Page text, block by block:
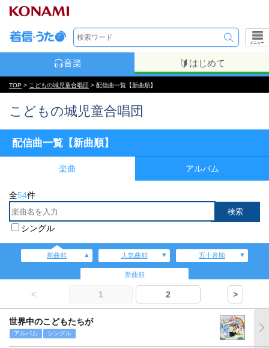
メニュー
音楽 はじめて
TOP > こどもの城児童合唱団 > 配信曲一覧【新曲順】
こどもの城児童合唱団
配信曲一覧【新曲順】
楽曲 アルバム
全54件
シングル
新曲順 人気曲順 五十音順
新曲順
< 1 2 >
世界中のこどもたちが
アルバム シングル